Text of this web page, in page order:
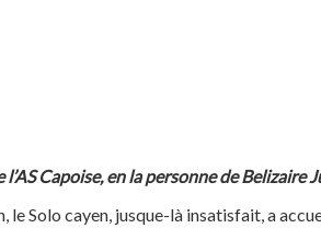
Capoise, en la personne de Belizaire
Solo cayen, jusque-là insatisfait, a